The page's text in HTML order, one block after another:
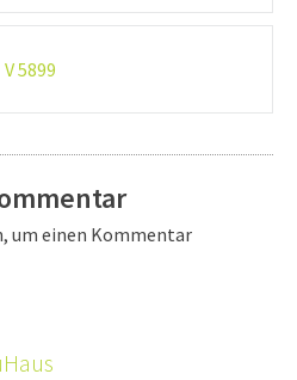
V 5899
um einen Kommentar